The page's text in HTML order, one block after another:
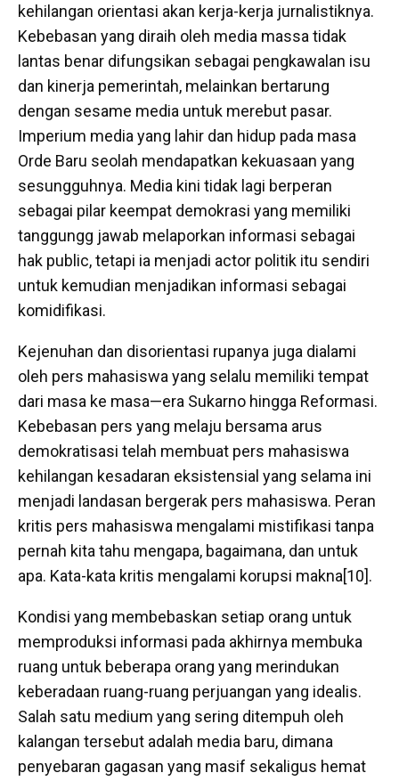
kehilangan orientasi akan kerja-kerja jurnalistiknya.
Kebebasan yang diraih oleh media massa tidak
lantas benar difungsikan sebagai pengkawalan isu
dan kinerja pemerintah, melainkan bertarung
dengan sesame media untuk merebut pasar.
Imperium media yang lahir dan hidup pada masa
Orde Baru seolah mendapatkan kekuasaan yang
sesungguhnya. Media kini tidak lagi berperan
sebagai pilar keempat demokrasi yang memiliki
tanggungg jawab melaporkan informasi sebagai
hak public, tetapi ia menjadi actor politik itu sendiri
untuk kemudian menjadikan informasi sebagai
komidifikasi.
Kejenuhan dan disorientasi rupanya juga dialami
oleh pers mahasiswa yang selalu memiliki tempat
dari masa ke masa—era Sukarno hingga Reformasi.
Kebebasan pers yang melaju bersama arus
demokratisasi telah membuat pers mahasiswa
kehilangan kesadaran eksistensial yang selama ini
menjadi landasan bergerak pers mahasiswa. Peran
kritis pers mahasiswa mengalami mistifikasi tanpa
pernah kita tahu mengapa, bagaimana, dan untuk
apa. Kata-kata kritis mengalami korupsi makna[10].
Kondisi yang membebaskan setiap orang untuk
memproduksi informasi pada akhirnya membuka
ruang untuk beberapa orang yang merindukan
keberadaan ruang-ruang perjuangan yang idealis.
Salah satu medium yang sering ditempuh oleh
kalangan tersebut adalah media baru, dimana
penyebaran gagasan yang masif sekaligus hemat